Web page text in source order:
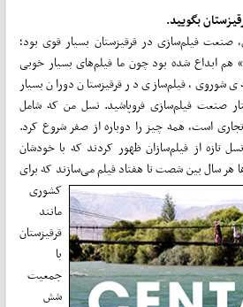
بگویید.
صنعت فیلم‌سازی در قرقیزستان بسیار قوی بود؛
ابداع شده بود چون ما فیلم‌های بسیار خوبی
شوروی، فیلم‌سازی در قرقیزستان دوران بسیار
صنعت فیلم‌سازی فروپاشید. نسل من که شامل
است، همه چیز را دوباره از صفر شروع کرد.
از فیلم‌سازان ظهور کردند که با خودشان
هر سال بین شصت تا هفتاد فیلم می‌سازند که برای
کشوری
مانند
قرقیزستان
با
جمعیت
شش